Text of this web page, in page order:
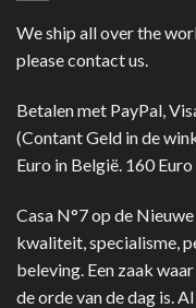
We ship all over the
please contact us.
Betalen met PayPal,
(Contant Geld in de
Euro in België. 160
Casa N°7 op de
kwaliteit, specialisme,
beleving. Een zaak
de orde van de dag is.